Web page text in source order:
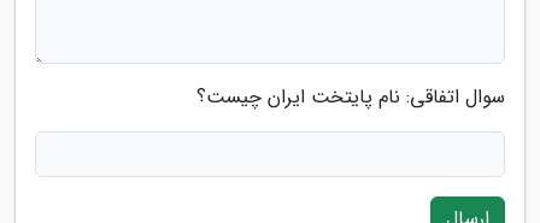
سوال اتفاقی: نام پایتخت ایران چیست؟